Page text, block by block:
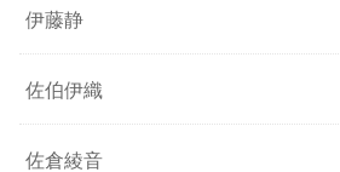
伊藤静
佐伯伊織
佐倉綾音